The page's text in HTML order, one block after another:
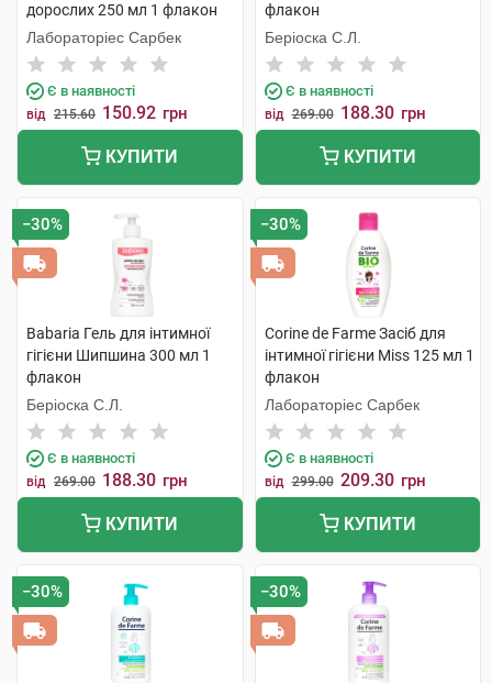
дорослих 250 мл 1 флакон
Лабораторіес Сарбек
Є в наявності
від 215.60 150.92 грн
КУПИТИ
флакон
Беріоска С.Л.
Є в наявності
від 269.00 188.30 грн
КУПИТИ
−30%
Babaria Гель для інтимної
гігієни Шипшина 300 мл 1
флакон
Беріоска С.Л.
Є в наявності
від 269.00 188.30 грн
КУПИТИ
−30%
Corine de Farme Засіб для
інтимної гігієни Miss 125 мл 1
флакон
Лабораторіес Сарбек
Є в наявності
від 299.00 209.30 грн
КУПИТИ
−30% −30%